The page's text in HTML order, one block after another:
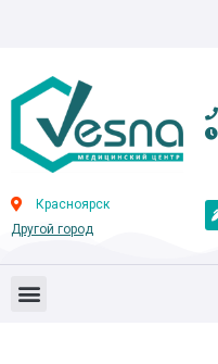
Красноярск
Другой город